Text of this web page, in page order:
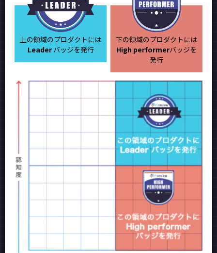
上の領域のプロダクトには
Leaderバッジを発行
下の領域のプロダクトには
High performerバッジを
発行